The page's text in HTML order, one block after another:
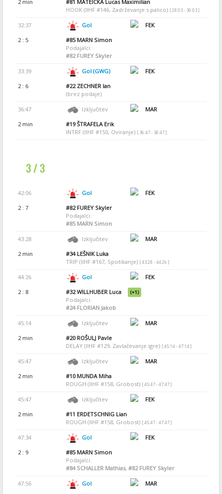
2 min #81 MATEICKA Lucas Maximilian
HOOK (IIHF #146, Zadrževanje s palico) [ 28:03 - 30:03 ]
32:37 Gol
FEK
2 : 5
#85MARN Simon
Podajalci:
#82FUREY Skyler
33:39 Gol (GWG)
FEK
2 : 6
#22ZECHNER Ian
(brez podaje)
36:47 Izključitev
MAR
2 min
#19ŠTRAFELA Erik
INTRF (IIHF #150, Oviranje) [ 36:47 - 38:47 ]
3 / 3
42:06 Gol
FEK
2 : 7
#82FUREY Skyler
Podajalci:
#85MARN Simon
43:28 Izključitev
MAR
2 min
#34LEŠNIK Luka
TRIP (IIHF #167, Spotikanje) [ 43:28 - 44:26 ]
44:26 Gol
FEK
2 : 8
#32WILLHUBER Luca (+1)
Podajalci:
#24FLORIAN Jakob
45:14 Izključitev
MAR
2 min
#20ROŠULJ Pavle
DELAY (IIHF #129, Zavlačevanje igre) [ 45:14 - 47:14 ]
45:47 Izključitev
MAR
2 min
#10MUNDA Miha
ROUGH (IIHF #158, Grobost) [ 45:47 - 47:47 ]
45:47 Izključitev
FEK
2 min
#11 ERDETSCHNIG Lian
ROUGH (IIHF #158, Grobost) [ 45:47 - 47:47 ]
47:34 Gol
FEK
2 : 9
#85MARN Simon
Podajalci:
#84SCHALLER Mathias, #82FUREY Skyler
47:56 Gol
MAR